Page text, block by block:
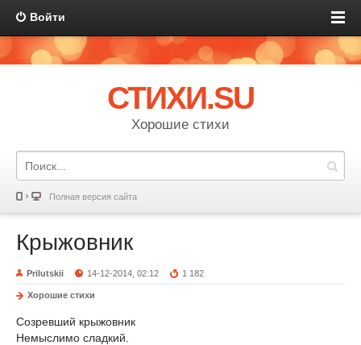
Войти
СТИХИ.SU
Хорошие стихи
Полная версия сайта
Крыжовник
Prilutskii 14-12-2014, 02:12 1 182
Хорошие стихи
Созревший крыжовник
Немыслимо сладкий.